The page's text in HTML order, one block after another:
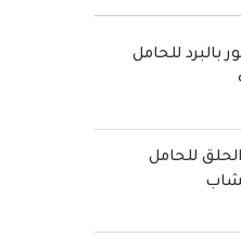
بالبرد للحامل
للحامل